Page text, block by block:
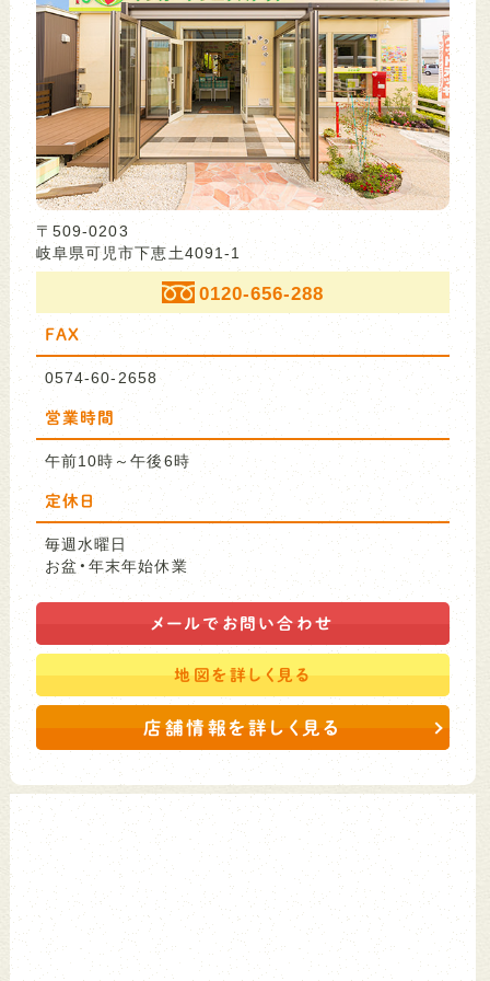
〒509-0203
岐阜県可児市下恵土4091-1
0120-656-288
FAX
0574-60-2658
営業時間
午前10時～午後6時
定休日
毎週水曜日
お盆・年末年始休業
メールで お問い合わせ
地図を詳しく見る
店舗情報を詳しく見る